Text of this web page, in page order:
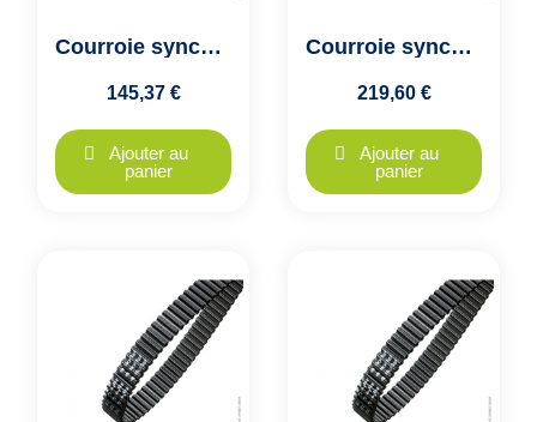
Courroie synchrone dentée double denture HTD D8M-1040-20 Optibelt
145,37 €
Ajouter au
panier
Courroie synchrone dentée double denture HTD D8M-1040-30 Optibelt
219,60 €
Ajouter au
panier